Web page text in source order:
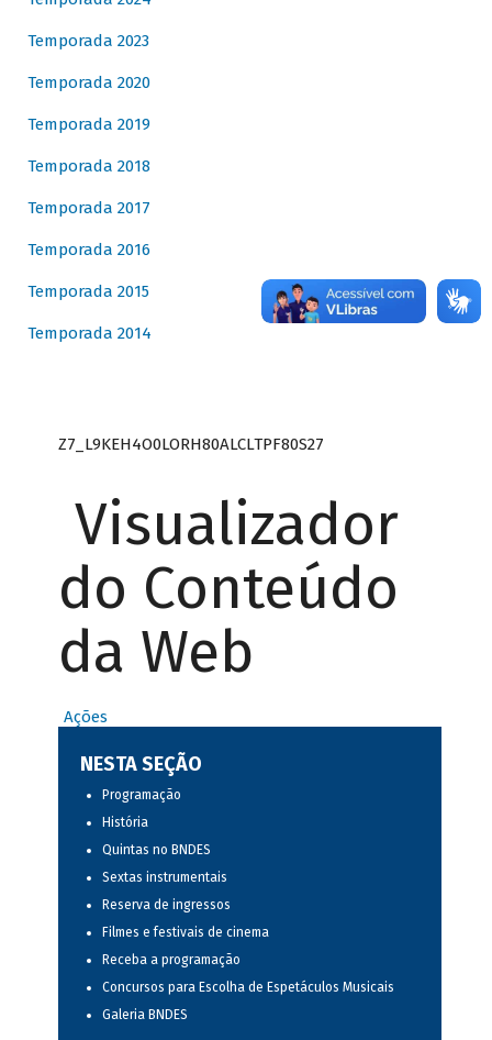
Temporada 2023
Temporada 2020
Temporada 2019
Temporada 2018
Temporada 2017
Temporada 2016
Temporada 2015
Temporada 2014
Z7_L9KEH4O0LORH80ALCLTPF80S27
Visualizador
do Conteúdo
da Web
Ações
NESTA SEÇÃO
Programação
História
Quintas no BNDES
Sextas instrumentais
Reserva de ingressos
Filmes e festivais de cinema
Receba a programação
Concursos para Escolha de Espetáculos Musicais
Galeria BNDES